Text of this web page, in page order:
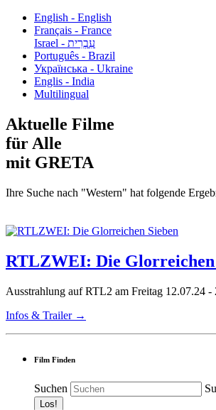
English - English
Français - France
עִבְרִית - Israel
Português - Brazil
Українська - Ukraine
Englis - India
Multilingual
Aktuelle Filme
für Alle
mit GRETA
Ihre Suche nach "Western" hat folgende
RTLZWEI: Die Glorreichen
Ausstrahlung auf RTL2 am Freitag 12.07.24
Infos & Trailer →
Film Finden
Suchen